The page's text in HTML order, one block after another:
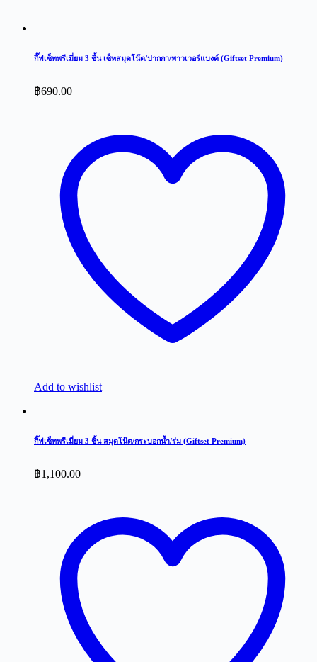
กิ๊ฟเซ็ทพรีเมี่ยม 3 ชิ้น เซ็ทสมุดโน๊ต/ปากกา/พาวเวอร์แบงค์ (Giftset Premium)
฿690.00
Add to wishlist
กิ๊ฟเซ็ทพรีเมี่ยม 3 ชิ้น สมุดโน๊ต/กระบอกน้ำ/ร่ม (Giftset Premium)
฿1,100.00